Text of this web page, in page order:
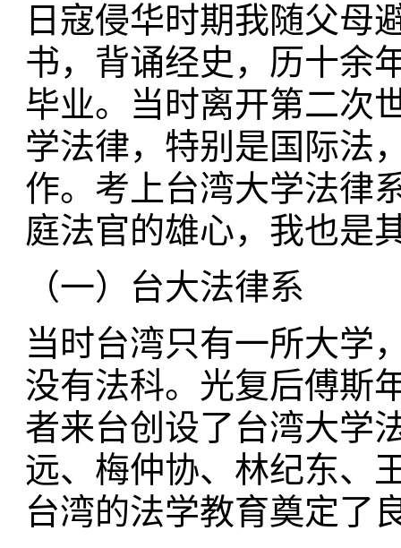
日寇侵华时期我随父母
书，背诵经史，历十余
毕业。当时离开第二次
学法律，特别是国际法
作。考上台湾大学法律
庭法官的雄心，我也是
（一）台大法律系
当时台湾只有一所大学
没有法科。光复后傅斯
者来台创设了台湾大学
远、梅仲协、林纪东、
台湾的法学教育奠定了